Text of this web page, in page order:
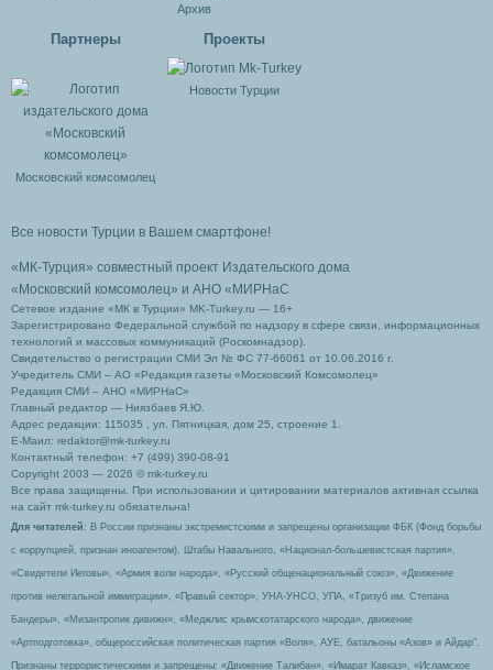
Архив
Партнеры
Московский комсомолец
Проекты
Новости Турции
Все новости Турции в Вашем смартфоне!
«МК-Турция» совместный проект Издательского дома
«Московский комсомолец» и АНО «МИРНаС
Сетевое издание «МК в Турции» MK-Turkey.ru — 16+
Зарегистрировано Федеральной службой по надзору в сфере связи, информационных
технологий и массовых коммуникаций (Роскомнадзор).
Свидетельство о регистрации СМИ Эл № ФС 77-66061 от 10.06.2016 г.
Учредитель СМИ – АО «Редакция газеты «Московский Комсомолец»
Редакция СМИ – АНО «МИРНаС»
Главный редактор — Ниязбаев Я.Ю.
Адрес редакции: 115035 , ул. Пятницкая, дом 25, строение 1.
Е-Маил: redaktor@mk-turkey.ru
Контактный телефон: +7 (499) 390-08-91
Copyright 2003 — 2026 © mk-turkey.ru
Все права защищены. При использовании и цитировании материалов активная ссылка
на сайт mk-turkey.ru обязательна!
Для читателей : В России признаны экстремистскими и запрещены организации ФБК (Фонд борьбы
с коррупцией, признан иноагентом), Штабы Навального, «Национал-большевистская партия»,
«Свидетели Иеговы», «Армия воли народа», «Русский общенациональный союз», «Движение
против нелегальной иммиграции», «Правый сектор», УНА-УНСО, УПА, «Тризуб им. Степана
Бандеры», «Мизантропик дивижн», «Меджлис крымскотатарского народа», движение
«Артподготовка», общероссийская политическая партия «Воля», АУЕ, батальоны «Азов» и Айдар″.
Признаны террористическими и запрещены: «Движение Талибан», «Имарат Кавказ», «Исламское